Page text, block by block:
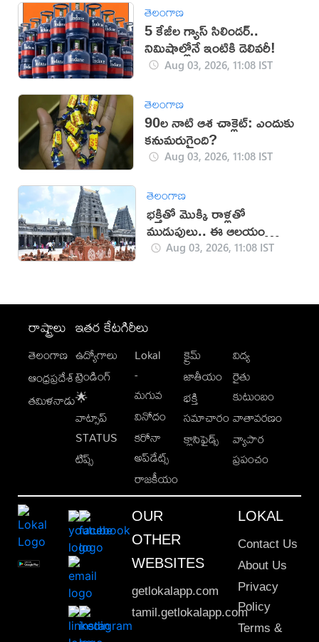
తెలంగాణ
5 కేజీల గ్యాస్ సిలిండర్..
నిమిషాల్లోనే ఇంటికి డెలివరీ!
Aug 03, 2026, 11:08 IST
తెలంగాణ
90ల నాటి ఆశ చాక్లెట్: ఎందుకు
కనుమరుగైంది?
Aug 03, 2026, 11:08 IST
తెలంగాణ
భక్తితో మొక్కి రాళ్లతో
ముడుపులు.. ఈ ఆలయం
గురించి తెలుసా?
Aug 03, 2026, 11:08 IST
రాష్ట్రాలు
తెలంగాణ
ఆంధ్రప్రదేశ్
తమిళనాడు
ఇతర కేటగిరీలు
ఉద్యోగాలు
ట్రెండింగ్
🌟
వాట్సాప్
STATUS
టిప్స్
Lokal
-
మగువ
వినోదం
కరోనా
అప్‌డేట్స్
రాజకీయం
క్రైమ్
జాతీయం
భక్తి
సమాచారం
క్లాసిఫైడ్స్
విద్య
రైతు
కుటుంబం
వాతావరణం
వ్యాపార
ప్రపంచం
OUR
OTHER
WEBSITES
getlokalapp.com
tamil.getlokalapp.com
LOKAL
Contact Us
About Us
Privacy
Policy
Terms &